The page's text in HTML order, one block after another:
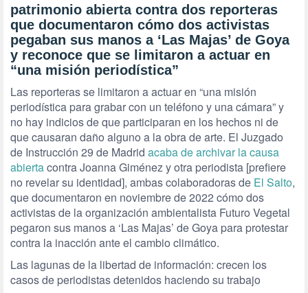
patrimonio abierta contra dos reporteras
que documentaron cómo dos activistas
pegaban sus manos a ‘Las Majas’ de Goya
y reconoce que se limitaron a actuar en
“una misión periodística”
Las reporteras se limitaron a actuar en “una misión
periodística para grabar con un teléfono y una cámara” y
no hay indicios de que participaran en los hechos ni de
que causaran daño alguno a la obra de arte. El Juzgado
de Instrucción 29 de Madrid acaba de archivar la causa
abiertacontra Joanna Giménez y otra periodista [prefiere
no revelar su identidad], ambas colaboradoras de El Salto,
que documentaron en noviembre de 2022 cómo dos
activistas de la organización ambientalista Futuro Vegetal
pegaron sus manos a ‘Las Majas’ de Goya para protestar
contra la inacción ante el cambio climático.
Las lagunas de la libertad de información: crecen los
casos de periodistas detenidos haciendo su trabajo